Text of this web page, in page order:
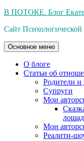
Перейти
содержимому
В ПОТОКЕ. Блог
Сайт
Основное меню
О блоге
Статьи об
Родители и
Супруги
Мои
Мои
Реалити-